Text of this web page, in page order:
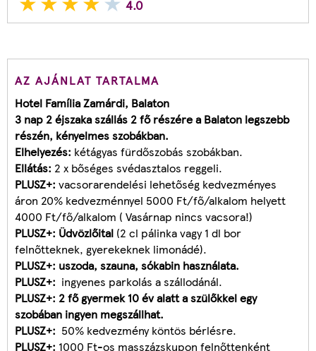
4.0
AZ AJÁNLAT TARTALMA
Hotel Família Zamárdi, Balaton
3 nap 2 éjszaka szállás 2 fő részére a Balaton legszebb
részén, kényelmes szobákban.
Elhelyezés: kétágyas fürdőszobás szobákban.
Ellátás: 2 x bőséges svédasztalos reggeli.
PLUSZ+: vacsorarendelési lehetőség kedvezményes
áron 20% kedvezménnyel 5000 Ft/fő/alkalom helyett
4000 Ft/fő/alkalom ( Vasárnap nincs vacsora!)
PLUSZ+: Üdvözlőital (2 cl pálinka vagy 1 dl bor
felnőtteknek, gyerekeknek limonádé).
PLUSZ+: uszoda, szauna, sókabin használata.
PLUSZ+: ingyenes parkolás a szállodánál.
PLUSZ+: 2 fő gyermek 10 év alatt a szülőkkel egy
szobában ingyen megszállhat.
PLUSZ+: 50% kedvezmény köntös bérlésre.
PLUSZ+: 1000 Ft-os masszázskupon felnőttenként